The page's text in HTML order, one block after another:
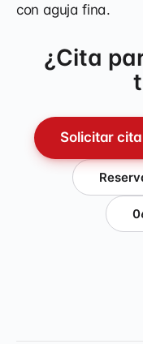
con aguja fina.
¿Cita
Solicitar